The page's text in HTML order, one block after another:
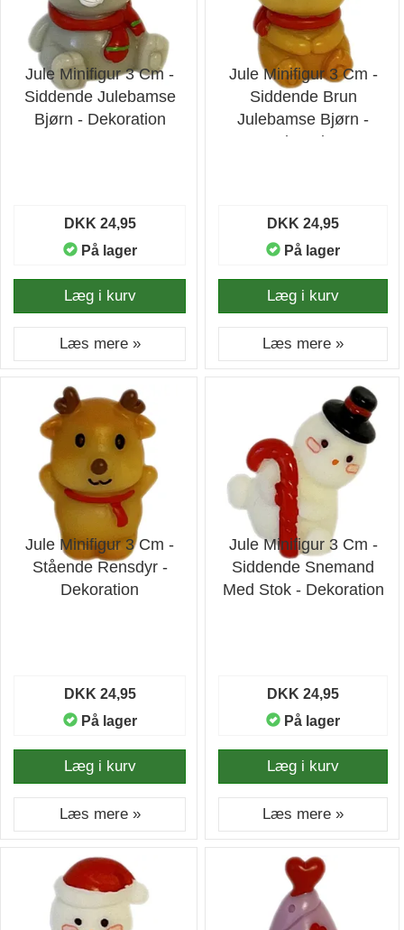
Jule Minifigur 3 Cm -
Siddende Julebamse
Bjørn - Dekoration
DKK 24,95
På lager
Læg i kurv
Læs mere »
Jule Minifigur 3 Cm -
Siddende Brun
Julebamse Bjørn -
Dekoration
DKK 24,95
På lager
Læg i kurv
Læs mere »
Jule Minifigur 3 Cm -
Stående Rensdyr -
Dekoration
DKK 24,95
På lager
Læg i kurv
Læs mere »
Jule Minifigur 3 Cm -
Siddende Snemand
Med Stok - Dekoration
DKK 24,95
På lager
Læg i kurv
Læs mere »